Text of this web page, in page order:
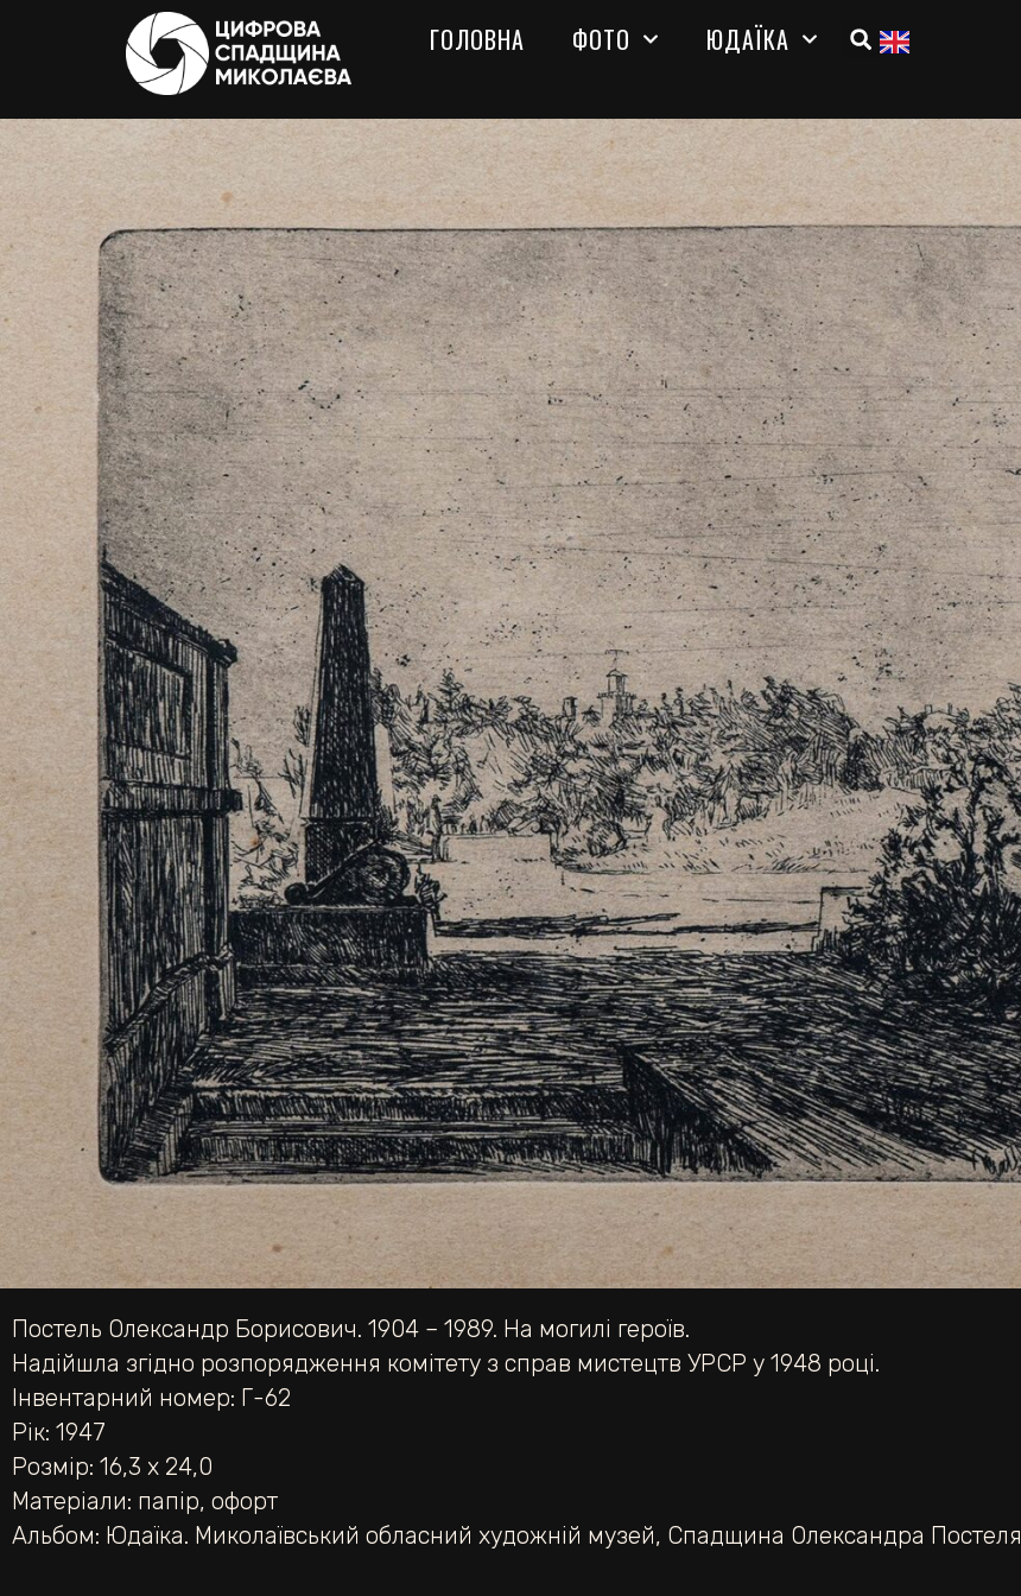
ГОЛОВНА ФОТО ЮДАЇКА
Постель Олександр Борисович. 1904 – 1989. На могилі героїв.
Надійшла згідно розпорядження комітету з справ мистецтв УРСР у 1948 році.
Інвентарний номер: Г-62
Рік: 1947
Розмір: 16,3 х 24,0
Матеріали: папір, офорт
Альбом: Юдаїка. Миколаївський обласний художній музей, Спадщина Олександра Постеля